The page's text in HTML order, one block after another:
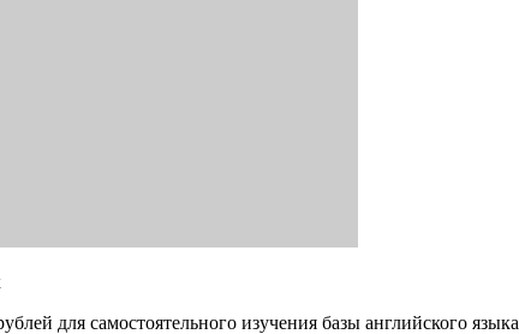
для самостоятельного изучения базы английского языка